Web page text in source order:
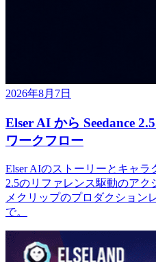
2026年8月7日
Elser AI から Seedance
ワークフロー
Elser AIのストーリーとキャラ
2.5のリファレンス駆動のア
メクリップのプロダクション
で。